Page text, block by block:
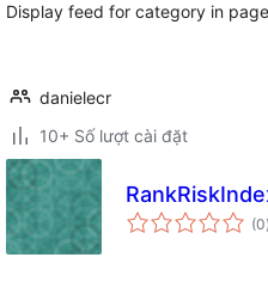
Display feed for category in
danielecr
10+ Số lượt cài đặt
(0)